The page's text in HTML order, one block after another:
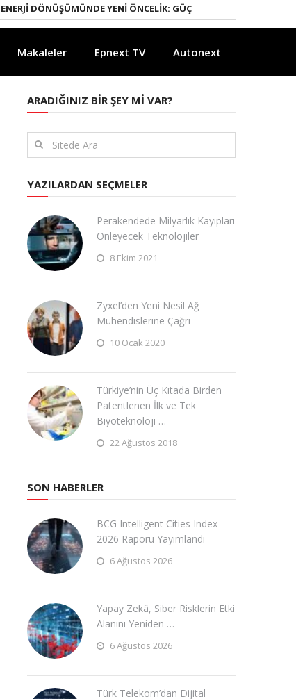
DÖNÜŞÜMÜNDE YENI ÖNCELIK: GÜÇLÜ ELEKTRIK ŞEBEKELERI
Makaleler Epnext TV Autonext
ARADIĞINIZ BIR ŞEY MI VAR?
YAZILARDAN SEÇMELER
Perakendede Milyarlık Kayıpları
Önleyecek Teknolojiler
8 Ekim 2021
​Zyxel’den Yeni Nesil Ağ
Mühendislerine Çağrı
10 Ocak 2020
Türkiye’nin Üç Kıtada Birden
Patentlenen İlk ve Tek
Biyoteknoloji …
22 Ağustos 2018
SON HABERLER
BCG Intelligent Cities Index
2026 Raporu Yayımlandı
6 Ağustos 2026
Yapay Zekâ, Siber Risklerin Etki
Alanını Yeniden …
6 Ağustos 2026
Türk Telekom’dan Dijital